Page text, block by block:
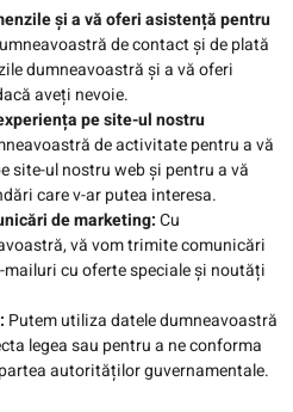
și a vă oferi asistență pentru
de contact și de plată
dumneavoastră și a vă oferi
aveți nevoie.
pe site-ul nostru
de activitate pentru a vă
site-ul nostru web și pentru a vă
care v-ar putea interesa.
de marketing:Cu
vă vom trimite comunicări
cu oferte speciale și noutăți
Putem utiliza datele dumneavoastră
legea sau pentru a ne conforma
autorităților guvernamentale.